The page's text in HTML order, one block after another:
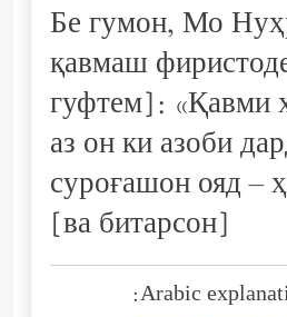
Бе гумон, Мо
қавмаш
гуфтем]: «Қавми
аз он ки азоби
суроғашон ояд –
[ва битарсон]
Arabic